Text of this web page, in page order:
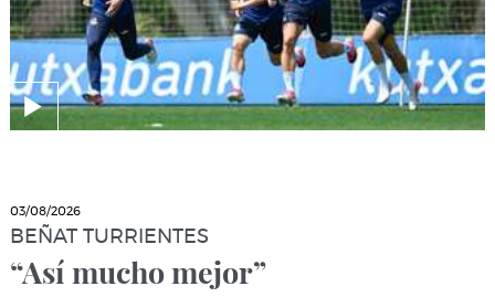
03/08/2026
BEÑAT TURRIENTES
“Así mucho mejor”